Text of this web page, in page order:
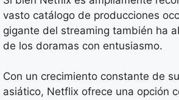
vasto catálogo de producciones
gigante del streaming también ha
de los doramas con entusiasmo.
Con un crecimiento constante de
asiático, Netflix ofrece una opción